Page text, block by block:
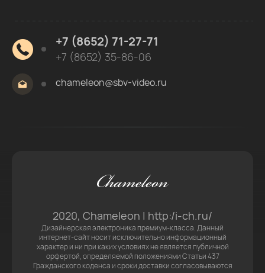
+7 (8652) 71-27-71
+7 (8652) 35-86-06
сhameleon@sbv-video.ru
2020, Chameleon | http:/i-ch.ru/
Дизайнерская электроника премиум-класса. Данный
интернет-сайт носит исключительно информационный
характер и ни при каких условиях не является публичной
орфертой, определяемой положениями Статьи 437
Гражданского коденса и сроки доставки согласовываются